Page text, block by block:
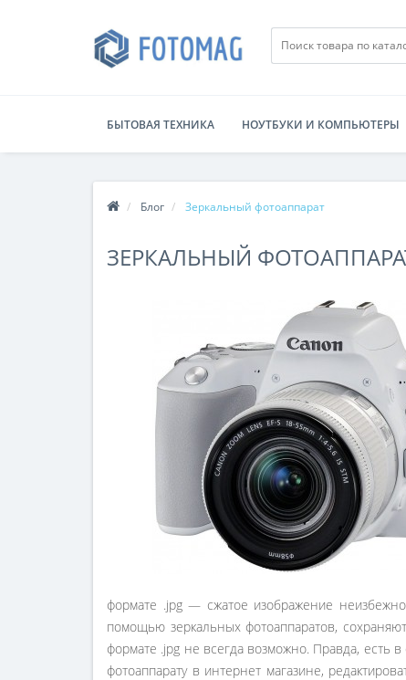
БЫТОВАЯ ТЕХНИКА НОУТБУКИ И КОМПЬЮТЕРЫ
Блог Зеркальный фотоаппарат
ЗЕРКАЛЬНЫЙ
формате .jpg ― сжатое изображение
помощью зеркальных фотоаппаратов,
формате .jpg не всегда возможно. Правда, есть
фотоаппарату в интернет магазине,